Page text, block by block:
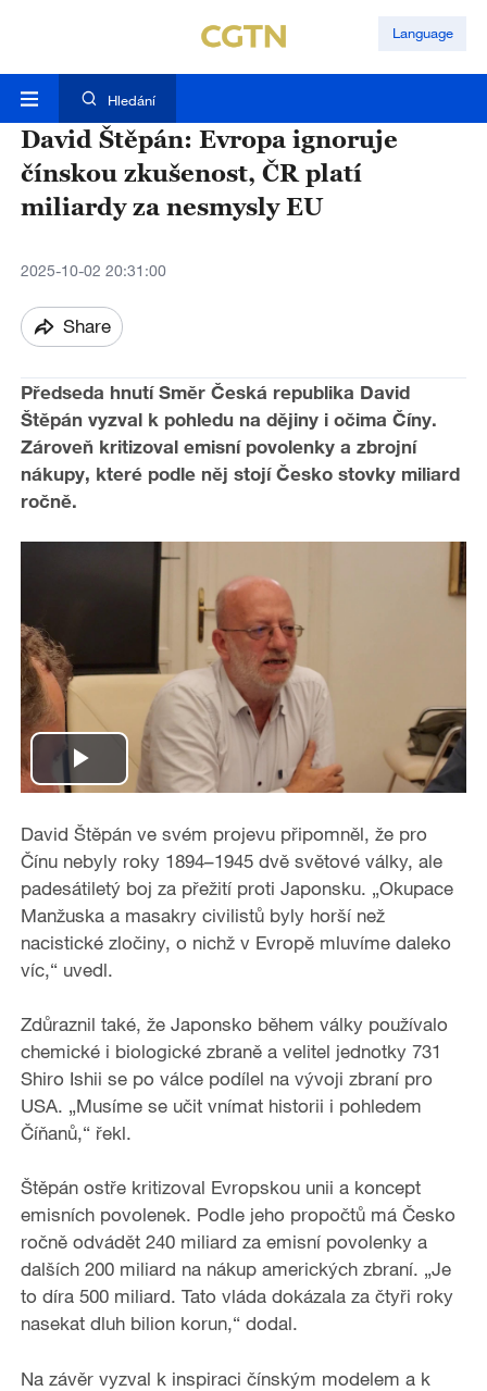
Language
Hledání
David Štěpán: Evropa ignoruje
čínskou zkušenost, ČR platí
miliardy za nesmysly EU
2025-10-02 20:31:00
Share
Předseda hnutí Směr Česká republika David
Štěpán vyzval k pohledu na dějiny i očima Číny.
Zároveň kritizoval emisní povolenky a zbrojní
nákupy, které podle něj stojí Česko stovky miliard
ročně.
P
l
a
y
V
i
d
e
David Štěpán ve svém projevu připomněl, že pro
Čínu nebyly roky 1894–1945 dvě světové války, ale
padesátiletý boj za přežití proti Japonsku. „Okupace
Manžuska a masakry civilistů byly horší než
nacistické zločiny, o nichž v Evropě mluvíme daleko
víc,“ uvedl.
Zdůraznil také, že Japonsko během války používalo
chemické i biologické zbraně a velitel jednotky 731
Shiro Ishii se po válce podílel na vývoji zbraní pro
USA. „Musíme se učit vnímat historii i pohledem
Číňanů,“ řekl.
Štěpán ostře kritizoval Evropskou unii a koncept
emisních povolenek. Podle jeho propočtů má Česko
ročně odvádět 240 miliard za emisní povolenky a
dalších 200 miliard na nákup amerických zbraní. „Je
to díra 500 miliard. Tato vláda dokázala za čtyři roky
nasekat dluh bilion korun,“ dodal.
Na závěr vyzval k inspiraci čínským modelem a k